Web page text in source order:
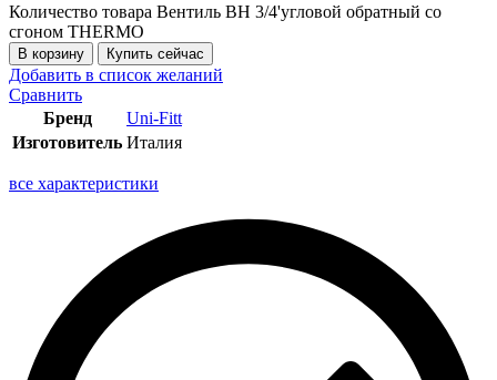
Количество товара Вентиль ВН 3/4'угловой обратный со
сгоном THERMO
В корзину Купить сейчас
Добавить в список желаний
Сравнить
Бренд
Uni-Fitt
Изготовитель Италия
все характеристики